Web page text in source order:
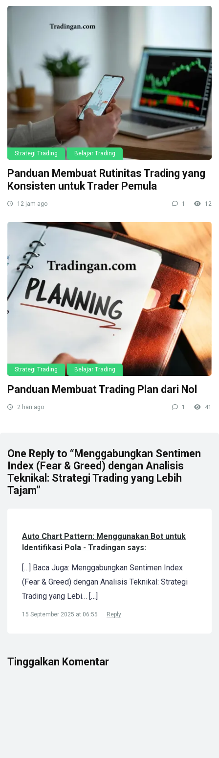
Strategi Trading Belajar Trading
Panduan Membuat Rutinitas Trading yang
Konsisten untuk Trader Pemula
12 jam ago 1 12
Strategi Trading Belajar Trading
Panduan Membuat Trading Plan dari Nol
2 hari ago 1 41
One Reply to “Menggabungkan Sentimen
Index (Fear & Greed) dengan Analisis
Teknikal: Strategi Trading yang Lebih
Tajam”
Auto Chart Pattern: Menggunakan Bot untuk
Identifikasi Pola - Tradingan says:
[…] Baca Juga: Menggabungkan Sentimen Index
(Fear & Greed) dengan Analisis Teknikal: Strategi
Trading yang Lebi… […]
15 September 2025 at 06:55 Reply
Tinggalkan Komentar